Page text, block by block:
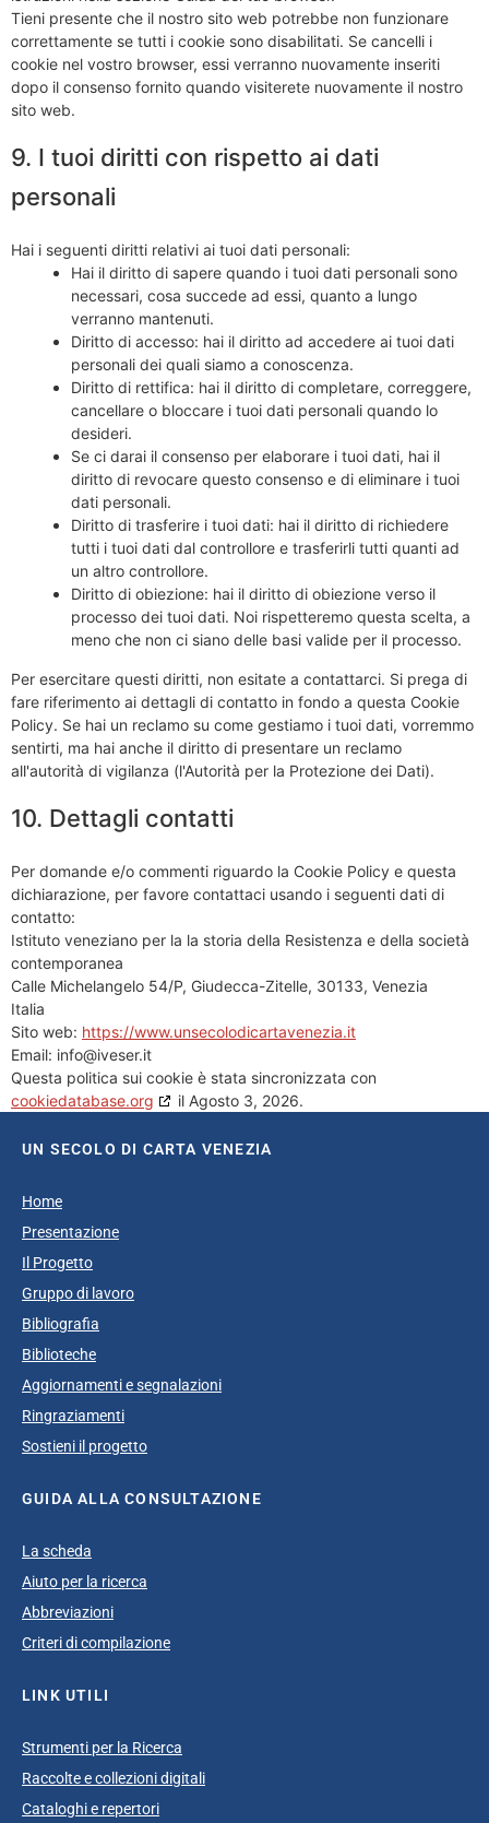
Tieni presente che il nostro sito web potrebbe non funzionare
correttamente se tutti i cookie sono disabilitati. Se cancelli i
cookie nel vostro browser, essi verranno nuovamente inseriti
dopo il consenso fornito quando visiterete nuovamente il nostro
sito web.
9. I tuoi diritti con rispetto ai dati
personali
Hai i seguenti diritti relativi ai tuoi dati personali:
Hai il diritto di sapere quando i tuoi dati personali sono
necessari, cosa succede ad essi, quanto a lungo
verranno mantenuti.
Diritto di accesso: hai il diritto ad accedere ai tuoi dati
personali dei quali siamo a conoscenza.
Diritto di rettifica: hai il diritto di completare, correggere,
cancellare o bloccare i tuoi dati personali quando lo
desideri.
Se ci darai il consenso per elaborare i tuoi dati, hai il
diritto di revocare questo consenso e di eliminare i tuoi
dati personali.
Diritto di trasferire i tuoi dati: hai il diritto di richiedere
tutti i tuoi dati dal controllore e trasferirli tutti quanti ad
un altro controllore.
Diritto di obiezione: hai il diritto di obiezione verso il
processo dei tuoi dati. Noi rispetteremo questa scelta, a
meno che non ci siano delle basi valide per il processo.
Per esercitare questi diritti, non esitate a contattarci. Si prega di
fare riferimento ai dettagli di contatto in fondo a questa Cookie
Policy. Se hai un reclamo su come gestiamo i tuoi dati, vorremmo
sentirti, ma hai anche il diritto di presentare un reclamo
all'autorità di vigilanza (l'Autorità per la Protezione dei Dati).
10. Dettagli contatti
Per domande e/o commenti riguardo la Cookie Policy e questa
dichiarazione, per favore contattaci usando i seguenti dati di
contatto:
Istituto veneziano per la la storia della Resistenza e della società
contemporanea
Calle Michelangelo 54/P, Giudecca-Zitelle, 30133, Venezia
Italia
Sito web: https://www.unsecolodicartavenezia.it
Email: info@iveser.it
Questa politica sui cookie è stata sincronizzata con
cookiedatabase.org
il Agosto 3, 2026.
UN SECOLO DI CARTA VENEZIA
Home
Presentazione
Il Progetto
Gruppo di lavoro
Bibliografia
Biblioteche
Aggiornamenti e segnalazioni
Ringraziamenti
Sostieni il progetto
GUIDA ALLA CONSULTAZIONE
La scheda
Aiuto per la ricerca
Abbreviazioni
Criteri di compilazione
LINK UTILI
Strumenti per la Ricerca
Raccolte e collezioni digitali
Cataloghi e repertori